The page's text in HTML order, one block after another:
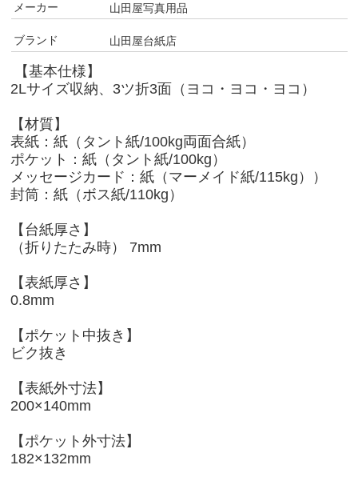
メーカー 山田屋写真用品
ブランド 山田屋台紙店
【基本仕様】
2Lサイズ収納、3ツ折3面（ヨコ・ヨコ・ヨコ）
【材質】
表紙：紙（タント紙/100kg両面合紙）
ポケット：紙（タント紙/100kg）
メッセージカード：紙（マーメイド紙/115kg））
封筒：紙（ボス紙/110kg）
【台紙厚さ】
（折りたたみ時） 7mm
【表紙厚さ】
0.8mm
【ポケット中抜き】
ビク抜き
【表紙外寸法】
200×140mm
【ポケット外寸法】
182×132mm